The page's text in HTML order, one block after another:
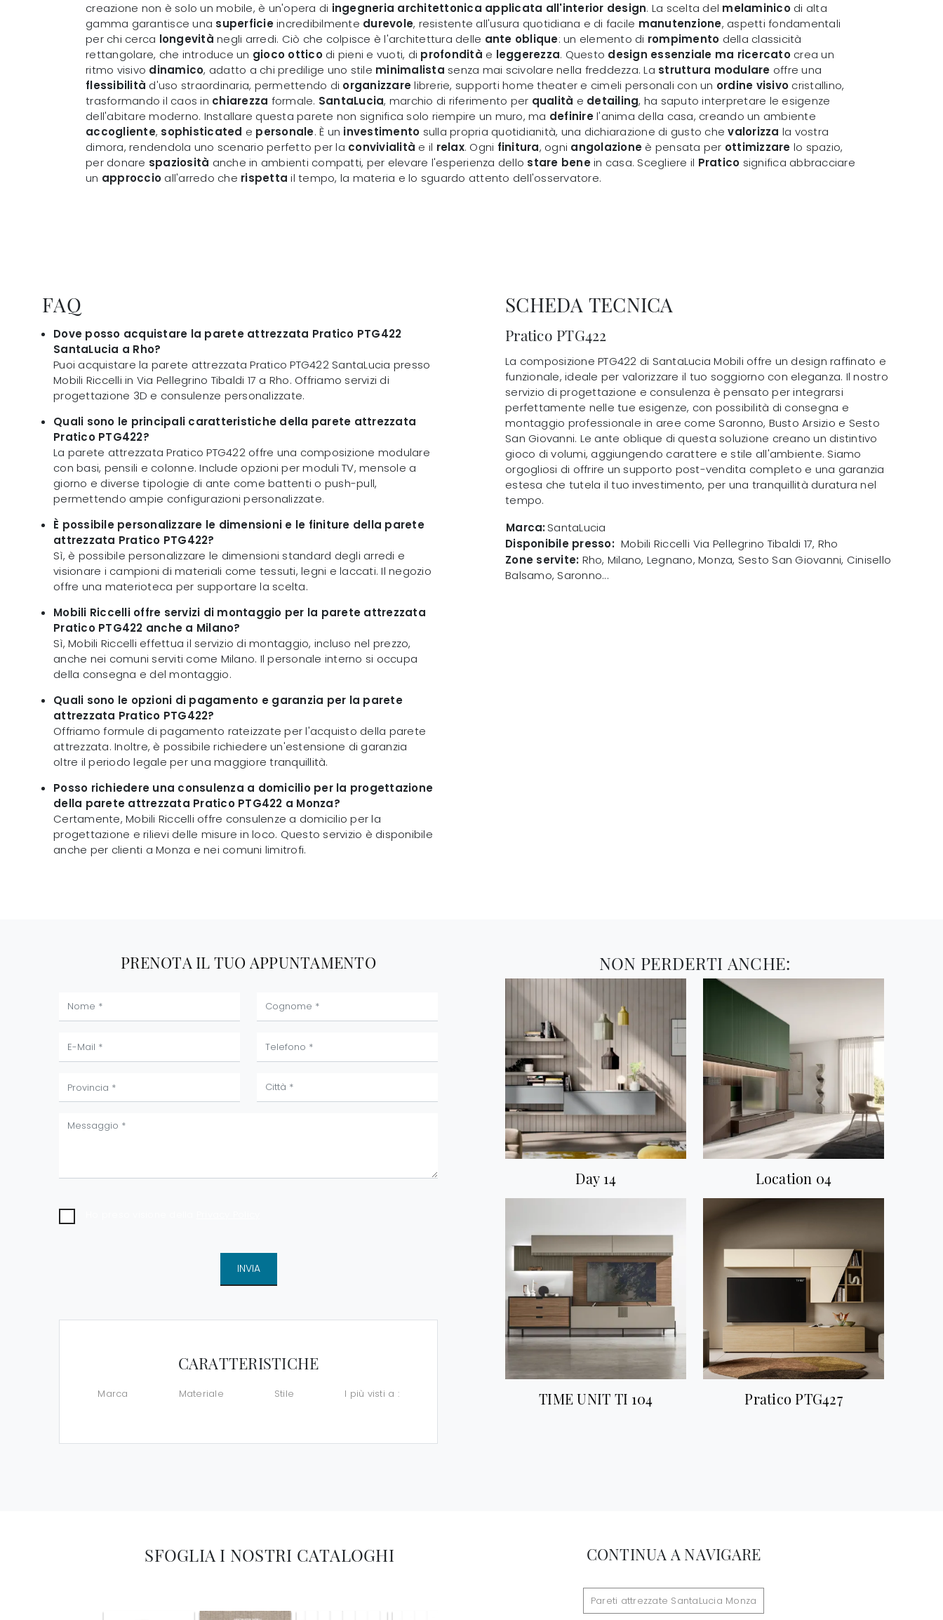
creazione non è solo un mobile, è un'opera di ingegneria architettonica applicata all'interior design. La scelta del melaminicodi alta
gamma garantisce una superficieincredibilmente durevole, resistente all'usura quotidiana e di facile manutenzione, aspetti fondamentali
per chi cerca longevità negli arredi. Ciò che colpisce è l'architettura delle ante oblique: un elemento di rompimento della classicità
rettangolare, che introduce un gioco otticodi pieni e vuoti, di profondità e leggerezza. Questo design essenziale ma ricercatocrea un
ritmo visivo dinamico, adatto a chi predilige uno stile minimalista senza mai scivolare nella freddezza. La struttura modulare offre una
flessibilità d'uso straordinaria, permettendo di organizzarelibrerie, supporti home theater e cimeli personali con un ordine visivo cristallino,
trasformando il caos in chiarezza formale. SantaLucia, marchio di riferimento per qualità e detailing, ha saputo interpretare le esigenze
dell'abitare moderno. Installare questa parete non significa solo riempire un muro, ma definirel'anima della casa, creando un ambiente
accogliente, sophisticated e personale. È un investimento sulla propria quotidianità, una dichiarazione di gusto chevalorizza la vostra
dimora, rendendola uno scenario perfetto per la convivialità e il relax. Ogni finitura, ogni angolazione è pensata per ottimizzare lo spazio,
per donare spaziosità anche in ambienti compatti, per elevare l'esperienza dello stare benein casa. Scegliere il Pratico significa abbracciare
un approccio all'arredo che rispetta il tempo, la materia e lo sguardo attento dell'osservatore.
FAQ
Dove posso acquistare la parete attrezzata Pratico PTG422
SantaLucia a Rho?
Puoi acquistare la parete attrezzata Pratico PTG422 SantaLucia presso
Mobili Riccelli in Via Pellegrino Tibaldi 17 a Rho. Offriamo servizi di
progettazione 3D e consulenze personalizzate.
Quali sono le principali caratteristiche della parete attrezzata
Pratico PTG422?
La parete attrezzata Pratico PTG422 offre una composizione modulare
con basi, pensili e colonne. Include opzioni per moduli TV, mensole a
giorno e diverse tipologie di ante come battenti o push-pull,
permettendo ampie configurazioni personalizzate.
È possibile personalizzare le dimensioni e le finiture della parete
attrezzata Pratico PTG422?
Sì, è possibile personalizzare le dimensioni standard degli arredi e
visionare i campioni di materiali come tessuti, legni e laccati. Il negozio
offre una materioteca per supportare la scelta.
Mobili Riccelli offre servizi di montaggio per la parete attrezzata
Pratico PTG422 anche a Milano?
Sì, Mobili Riccelli effettua il servizio di montaggio, incluso nel prezzo,
anche nei comuni serviti come Milano. Il personale interno si occupa
della consegna e del montaggio.
Quali sono le opzioni di pagamento e garanzia per la parete
attrezzata Pratico PTG422?
Offriamo formule di pagamento rateizzate per l'acquisto della parete
attrezzata. Inoltre, è possibile richiedere un'estensione di garanzia
oltre il periodo legale per una maggiore tranquillità.
Posso richiedere una consulenza a domicilio per la progettazione
della parete attrezzata Pratico PTG422 a Monza?
Certamente, Mobili Riccelli offre consulenze a domicilio per la
progettazione e rilievi delle misure in loco. Questo servizio è disponibile
anche per clienti a Monza e nei comuni limitrofi.
SCHEDA TECNICA
Pratico PTG422
La composizione PTG422 di SantaLucia Mobili offre un design raffinato e
funzionale, ideale per valorizzare il tuo soggiorno con eleganza. Il nostro
servizio di progettazione e consulenza è pensato per integrarsi
perfettamente nelle tue esigenze, con possibilità di consegna e
montaggio professionale in aree come Saronno, Busto Arsizio e Sesto
San Giovanni. Le ante oblique di questa soluzione creano un distintivo
gioco di volumi, aggiungendo carattere e stile all'ambiente. Siamo
orgogliosi di offrire un supporto post-vendita completo e una garanzia
estesa che tutela il tuo investimento, per una tranquillità duratura nel
tempo.
Marca:SantaLucia
Disponibile presso: Mobili Riccelli Via Pellegrino Tibaldi 17, Rho
Zone servite: Rho, Milano, Legnano, Monza, Sesto San Giovanni, Cinisello
Balsamo, Saronno...
PRENOTA IL TUO APPUNTAMENTO
INVIA
CARATTERISTICHE
Marca Materiale Stile I più visti a :
NON PERDERTI ANCHE:
Day 14 Location 04
TIME UNIT TI 104 Pratico PTG427
SFOGLIA I NOSTRI CATALOGHI CONTINUA A NAVIGARE
Pareti attrezzate SantaLucia Monza